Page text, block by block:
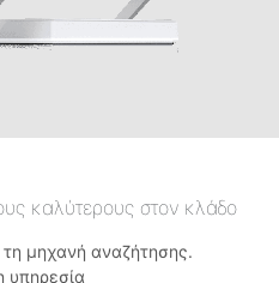
καλύτερους στον κλάδο
μηχανή αναζήτησης.
υπηρεσία